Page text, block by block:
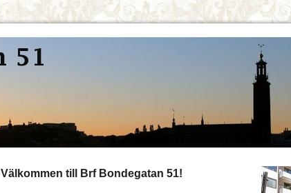
Välkommen till Brf Bondegatan 51!